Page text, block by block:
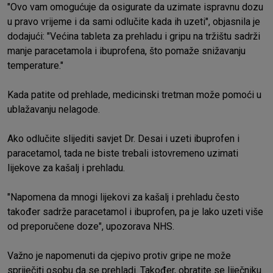
"Ovo vam omogućuje da osigurate da uzimate ispravnu dozu
u pravo vrijeme i da sami odlučite kada ih uzeti", objasnila je
dodajući: "Većina tableta za prehladu i gripu na tržištu sadrži
manje paracetamola i ibuprofena, što pomaže snižavanju
temperature."
Kada patite od prehlade, medicinski tretman može pomoći u
ublažavanju nelagode.
Ako odlučite slijediti savjet Dr. Desai i uzeti ibuprofen i
paracetamol, tada ne biste trebali istovremeno uzimati
lijekove za kašalj i prehladu.
"Napomena da mnogi lijekovi za kašalj i prehladu često
također sadrže paracetamol i ibuprofen, pa je lako uzeti više
od preporučene doze", upozorava NHS.
Važno je napomenuti da cjepivo protiv gripe ne može
spriječiti osobu da se prehladi. Također, obratite se liječniku